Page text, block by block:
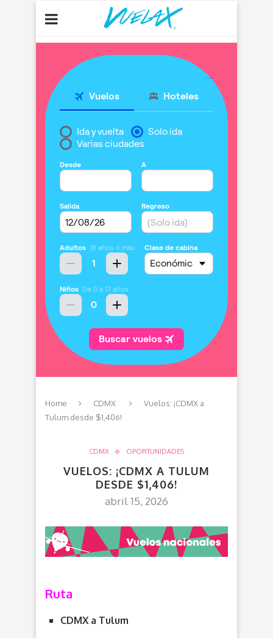
Home CDMX
Vuelos: ¡CDMX a
Tulum desde $1,406!
CDMX OPORTUNIDADES
VUELOS: ¡CDMX A TULUM
DESDE $1,406!
abril 15, 2026
Ruta
CDMX a Tulum